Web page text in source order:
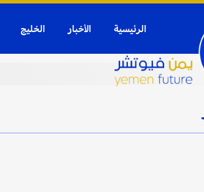
الرئيسية الأخبار الخليج